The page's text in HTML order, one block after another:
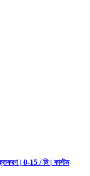
| 0-15 / মি | কাস্টম